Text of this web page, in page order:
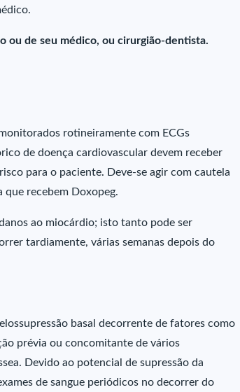
ou de seu médico, ou cirurgião-dentista.
rotineiramente com ECGs
de doença cardiovascular devem receber
para o paciente. Deve-se agir com cautela
recebem Doxopeg.
ao miocárdio; isto tanto pode ser
tardiamente, várias semanas depois do
basal decorrente de fatores como
prévia ou concomitante de vários
Devido ao potencial de supressão da
de sangue periódicos no decorrer do